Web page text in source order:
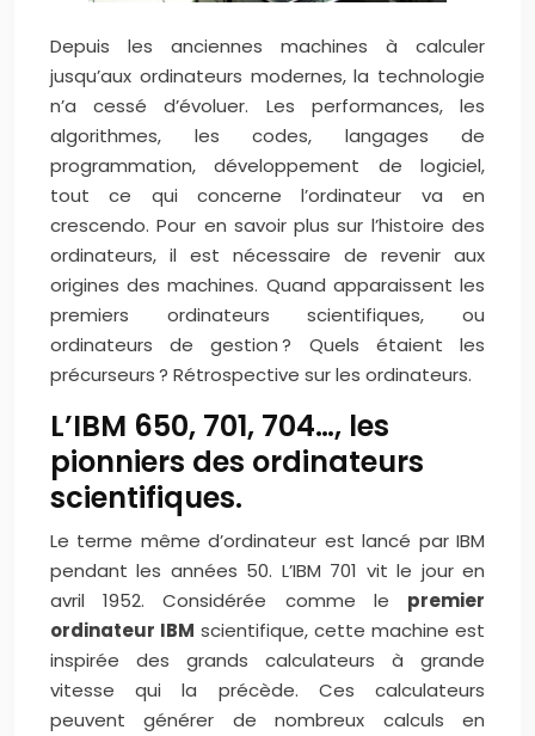
Depuis les anciennes machines à calculer
jusqu’aux ordinateurs modernes, la technologie
n’a cessé d’évoluer. Les performances, les
algorithmes, les codes, langages de
programmation, développement de logiciel,
tout ce qui concerne l’ordinateur va en
crescendo. Pour en savoir plus sur l’histoire des
ordinateurs, il est nécessaire de revenir aux
origines des machines. Quand apparaissent les
premiers ordinateurs scientifiques, ou
ordinateurs de gestion ? Quels étaient les
précurseurs ? Rétrospective sur les ordinateurs.
L’IBM 650, 701, 704…, les
pionniers des ordinateurs
scientifiques.
Le terme même d’ordinateur est lancé par IBM
pendant les années 50. L’IBM 701 vit le jour en
avril 1952. Considérée comme le premier
ordinateur IBM scientifique, cette machine est
inspirée des grands calculateurs à grande
vitesse qui la précède. Ces calculateurs
peuvent générer de nombreux calculs en